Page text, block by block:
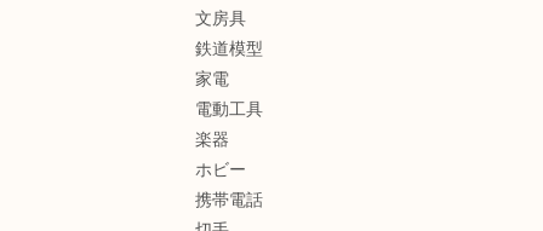
文房具
鉄道模型
家電
電動工具
楽器
ホビー
携帯電話